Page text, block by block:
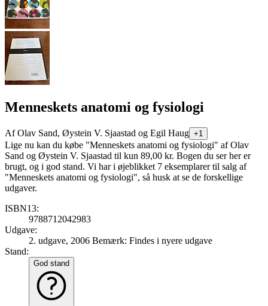
Menneskets anatomi og fysiologi
AfOlav Sand, Øystein V. Sjaastad og Egil Haug +1
Lige nu kan du købe "Menneskets anatomi og fysiologi" af Olav
Sand og Øystein V. Sjaastad til kun 89,00 kr. Bogen du ser her er
brugt, og i god stand. Vi har i øjeblikket 7 eksemplarer til salg af
"Menneskets anatomi og fysiologi", så husk at se de forskellige
udgaver.
ISBN13:
9788712042983
Udgave:
2. udgave, 2006 Bemærk: Findes i nyere udgave
Stand:
God stand